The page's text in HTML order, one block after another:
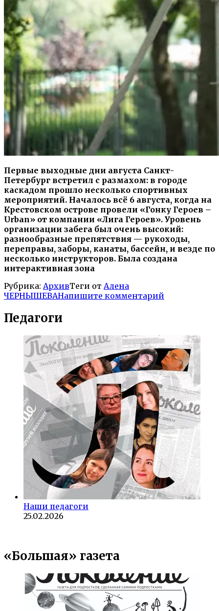
Первые выходные дни августа Санкт-
Петербург встретил с размахом: в городе
каскадом прошло несколько спортивных
мероприятий. Началось всё 6 августа, когда на
Крестовском острове провели «Гонку Героев –
Urban» от компании «Лига Героев». Уровень
организации забега был очень высокий:
разнообразные препятствия — рукоходы,
переправы, заборы, канаты, бассейн, и везде по
несколько инструкторов. Была создана
интерактивная зона
Рубрика: АрхивТеги от Алена
ЧЕРНЫШЕВАНапишите комментарий
Педагоги
Наши педагоги
25.02.2026
«Большая» газета